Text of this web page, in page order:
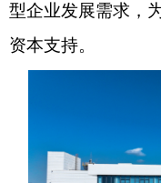
型企业发展需求，
资本支持。